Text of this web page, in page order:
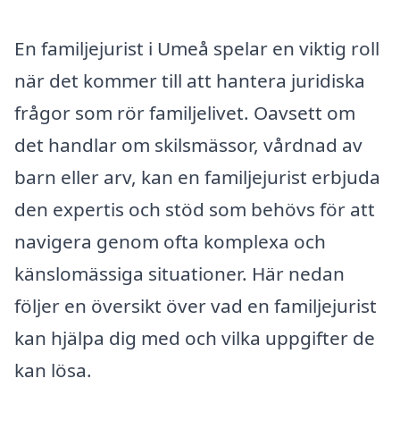
En familjejurist i Umeå spelar en viktig roll
när det kommer till att hantera juridiska
frågor som rör familjelivet. Oavsett om
det handlar om skilsmässor, vårdnad av
barn eller arv, kan en familjejurist erbjuda
den expertis och stöd som behövs för att
navigera genom ofta komplexa och
känslomässiga situationer. Här nedan
följer en översikt över vad en familjejurist
kan hjälpa dig med och vilka uppgifter de
kan lösa.